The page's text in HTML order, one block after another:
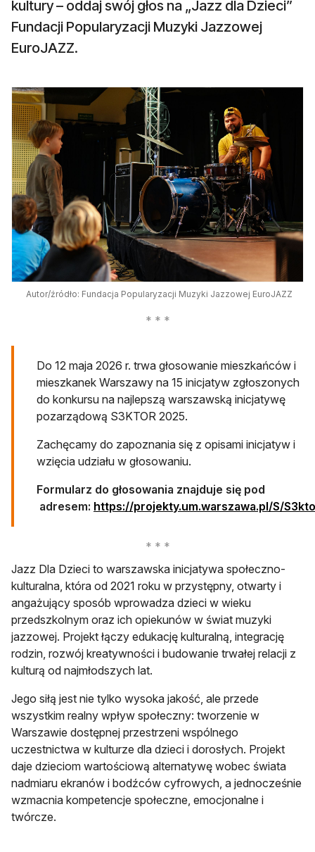
kultury – oddaj swój głos na „Jazz dla Dzieci”
Fundacji Popularyzacji Muzyki Jazzowej
EuroJAZZ.
Autor/źródło: Fundacja Popularyzacji Muzyki Jazzowej EuroJAZZ
Do 12 maja 2026 r. trwa głosowanie mieszkańców i
mieszkanek Warszawy na 15 inicjatyw zgłoszonych
do konkursu na najlepszą warszawską inicjatywę
pozarządową S3KTOR 2025.
Zachęcamy do zapoznania się z opisami inicjatyw i
wzięcia udziału w głosowaniu.
Formularz do głosowania znajduje się pod
adresem: https://projekty.um.warszawa.pl/S/
Jazz Dla Dzieci to warszawska inicjatywa społeczno-
kulturalna, która od 2021 roku w przystępny, otwarty i
angażujący sposób wprowadza dzieci w wieku
przedszkolnym oraz ich opiekunów w świat muzyki
jazzowej. Projekt łączy edukację kulturalną, integrację
rodzin, rozwój kreatywności i budowanie trwałej relacji z
kulturą od najmłodszych lat.
Jego siłą jest nie tylko wysoka jakość, ale przede
wszystkim realny wpływ społeczny: tworzenie w
Warszawie dostępnej przestrzeni wspólnego
uczestnictwa w kulturze dla dzieci i dorosłych. Projekt
daje dzieciom wartościową alternatywę wobec świata
nadmiaru ekranów i bodźców cyfrowych, a jednocześnie
wzmacnia kompetencje społeczne, emocjonalne i
twórcze.